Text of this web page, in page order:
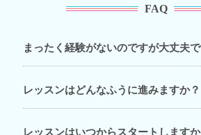
FAQ
まったく経験がないのですが大丈夫
ベテランの講師が動画やテキストで
レッスンはどんなふうに進みますか？
本講座の先生役は、アプリで配信さ
レッスンはいつからスタートしますか